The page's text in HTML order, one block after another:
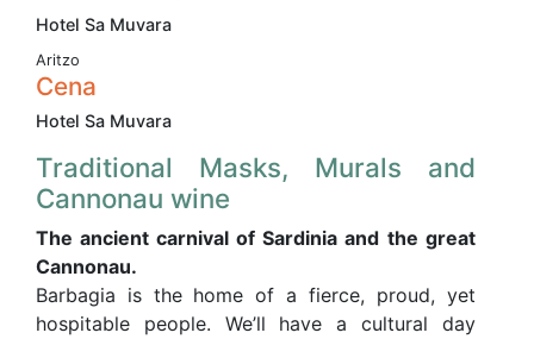
Hotel Sa Muvara
Aritzo
Cena
Hotel Sa Muvara
Traditional Masks, Murals and
Cannonau wine
The ancient carnival of Sardinia and the great
Cannonau.
Barbagia is the home of a fierce, proud, yet
hospitable people. We’ll have a cultural day